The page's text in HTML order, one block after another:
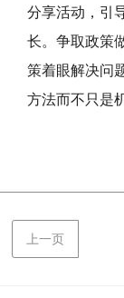
分享活动，引
长。争取政策
策着眼解决问
方法而不只是
上一页